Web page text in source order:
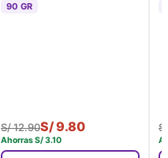
90 GR
S/12.90S/9.80
AhorrasS/3.10
S/